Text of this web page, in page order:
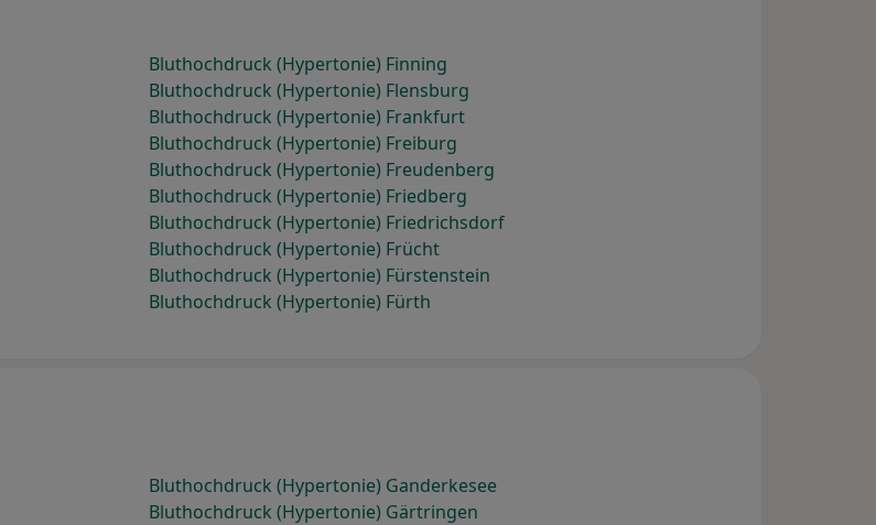
Bluthochdruck (Hypertonie) Finning
Bluthochdruck (Hypertonie) Flensburg
Bluthochdruck (Hypertonie) Frankfurt
Bluthochdruck (Hypertonie) Freiburg
Bluthochdruck (Hypertonie) Freudenberg
Bluthochdruck (Hypertonie) Friedberg
Bluthochdruck (Hypertonie) Friedrichsdorf
Bluthochdruck (Hypertonie) Frücht
Bluthochdruck (Hypertonie) Fürstenstein
Bluthochdruck (Hypertonie) Fürth
Bluthochdruck (Hypertonie) Ganderkesee
Bluthochdruck (Hypertonie) Gärtringen